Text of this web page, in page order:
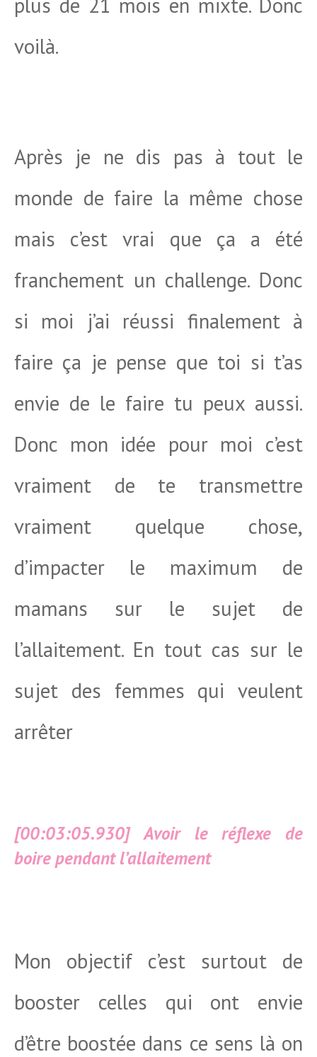
voilà.
Après je ne dis pas à tout le
monde de faire la même chose
mais c’est vrai que ça a été
franchement un challenge. Donc
si moi j’ai réussi finalement à
faire ça je pense que toi si t’as
envie de le faire tu peux aussi.
Donc mon idée pour moi c’est
vraiment de te transmettre
vraiment quelque chose,
d’impacter le maximum de
mamans sur le sujet de
l’allaitement. En tout cas sur le
sujet des femmes qui veulent
arrêter
[00:03:05.930] Avoir le réflexe de
boire pendant l’allaitement
Mon objectif c’est surtout de
booster celles qui ont envie
d’être boostée dans ce sens là on